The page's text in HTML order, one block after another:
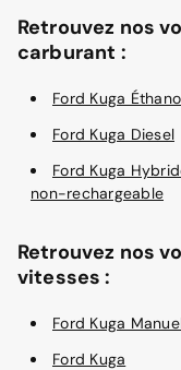
Retrouvez nos
carburant :
Ford Kuga
Ford Kuga Diesel
Ford Kuga
non-rechargeable
Retrouvez nos
vitesses :
Ford Kuga
Ford Kuga